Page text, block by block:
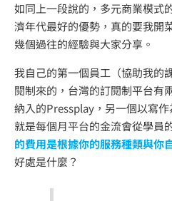
如同上一段說的，多元商業模式
濟年代最好的優勢，真的要我開
幾個過往的經驗與大家分享。
我自己的第一個員工（協助我的
閱制來的，台灣的訂閱制平台有
納入的Pressplay，另一個以寫
就是每個月平台的金流會從學員
的費用是根據你的服務種類與你
好處是什麼？